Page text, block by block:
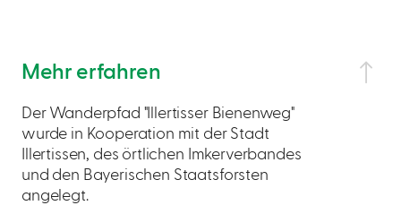
Mehr erfahren
Der Wanderpfad "Illertisser Bienenweg"
wurde in Kooperation mit der Stadt
Illertissen, des örtlichen Imkerverbandes
und den Bayerischen Staatsforsten
angelegt.